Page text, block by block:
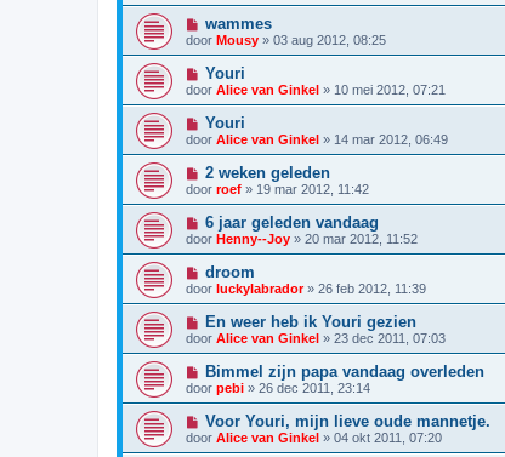
wammes
door Mousy » 03 aug 2012, 08:25
Youri
door Alice van Ginkel » 10 mei 2012, 07:21
Youri
door Alice van Ginkel » 14 mar 2012, 06:49
2 weken geleden
door roef » 19 mar 2012, 11:42
6 jaar geleden vandaag
door Henny--Joy » 20 mar 2012, 11:52
droom
door luckylabrador» 26 feb 2012, 11:39
En weer heb ik Youri gezien
door Alice van Ginkel » 23 dec 2011, 07:03
Bimmel zijn papa vandaag overleden
door pebi » 26 dec 2011, 23:14
Voor Youri, mijn lieve oude mannetje.
door Alice van Ginkel » 04 okt 2011, 07:20